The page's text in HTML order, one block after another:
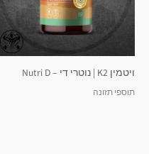
ויטמין K2 | נוטרי די – Nutri D
תוספי תזונה